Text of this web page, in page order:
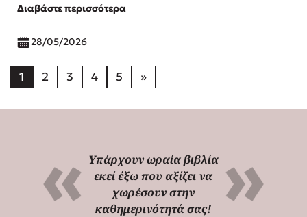
Διαβάστε περισσότερα
28/05/2026
1 2 3 4 5 »
Υπάρχουν ωραία βιβλία
εκεί έξω που αξίζει να
χωρέσουν στην
καθημερινότητά σας!